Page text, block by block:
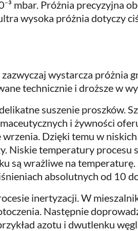
mbar. Próżnia precyzyjna
wysoka próżnia dotyczy
wystarcza próżnia
technicznie i droższe w
suszenie proszków.
i żywności
Dzięki temu w
Niskie temperatury procesu
są wrażliwe na temperaturę.
absolutnych od 10
inertyzacji. W
Następnie
azotu i dwutlenku